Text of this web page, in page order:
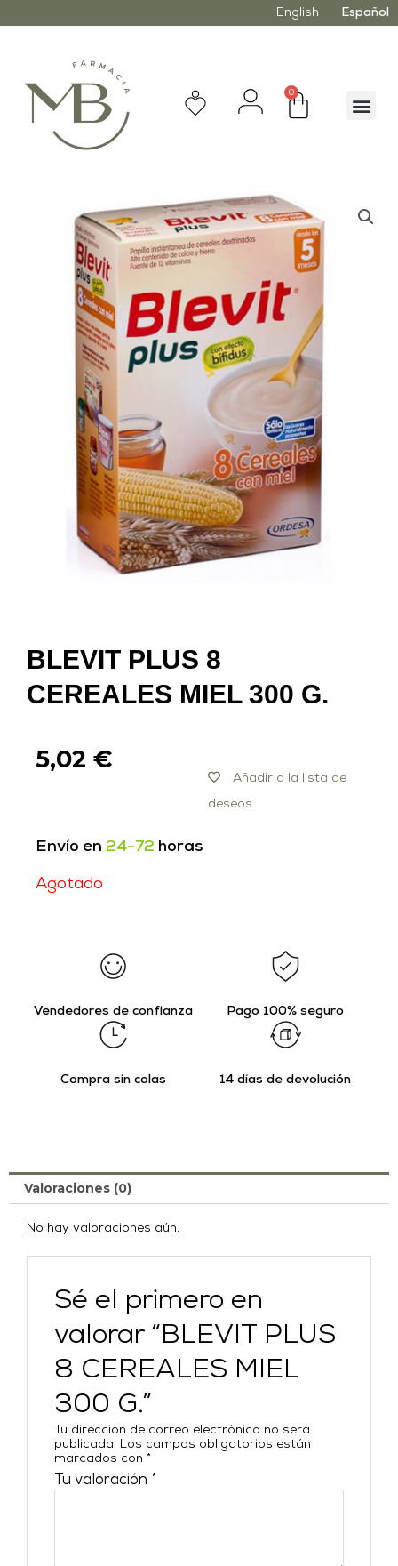
English Español
0
BLEVIT PLUS 8
CEREALES MIEL 300 G.
5,02 €
Añadir a la lista de
deseos
Envío en 24-72 horas
Agotado
Vendedores de confianza Pago 100% seguro
Compra sin colas 14 días de devolución
Valoraciones (0)
No hay valoraciones aún.
Sé el primero en
valorar “BLEVIT PLUS
8 CEREALES MIEL
300 G.”
Tu dirección de correo electrónico no será
publicada. Los campos obligatorios están
marcados con*
Tu valoración *